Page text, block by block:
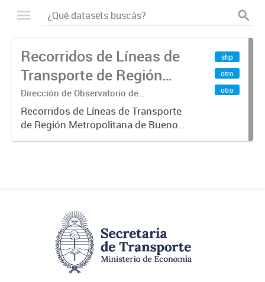
Recorridos de Líneas de
Transporte de Región
Metropolitana de
Buenos Aires (RMBA)
Dirección de Observatorio de
Transporte, Estudio y Sistemas
Recorridos de Líneas de Transporte
de Región Metropolitana de Buenos
Aires (RMBA).-
shp
otro
otro